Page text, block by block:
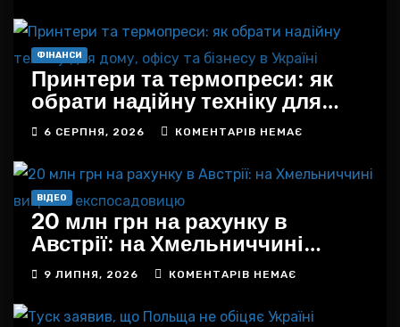
ФІНАНСИ
Принтери та термопреси: як
обрати надійну техніку для
дому, офісу та бізнесу в
Україні
6 СЕРПНЯ, 2026 КОМЕНТАРІВ НЕМАЄ
ВІДЕО
20 млн грн на рахунку в
Австрії: на Хмельниччині
викрили експосадовицю
9 ЛИПНЯ, 2026 КОМЕНТАРІВ НЕМАЄ